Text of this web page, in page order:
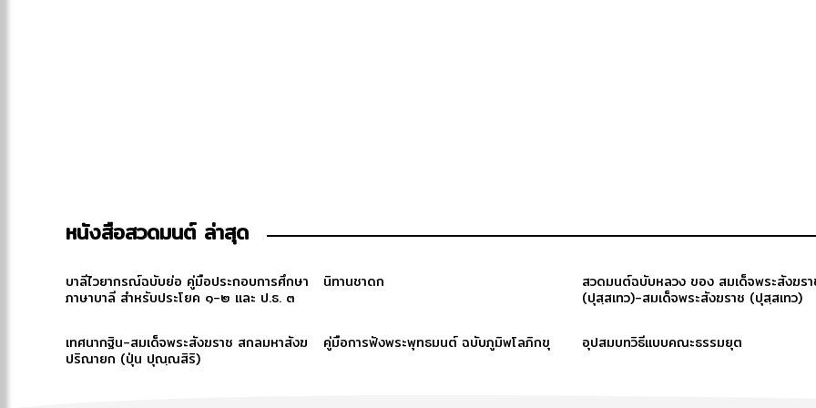
หนังสือสวดมนต์ ล่าสุด
บาลีไวยากรณ์ฉบับย่อ คู่มือประกอบการศึกษา
ภาษาบาลี สำหรับประโยค ๑-๒ และ ป.ธ. ๓
นิทานชาดก
สวดมนต์ฉบับหลวง ของ สมเด็จพระสังฆร
(ปุสฺสเทว)-สมเด็จพระสังฆราช (ปุสฺสเทว)
เทศนากฐิน-สมเด็จพระสังฆราช สกลมหาสังฆ
ปริณายก (ปุ่น ปุณฺณสิริ)
คู่มือการฟังพระพุทธมนต์ ฉบับภูมิพโลภิกขุ อุปสมบทวิธีแบบคณะธรรมยุต